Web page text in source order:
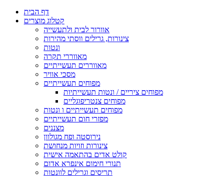
דף הבית
קטלוג מוצרים
אוורור לבית ולתעשייה
צינורות, גרילים ווסתי מהירות
ונטות
מאווררי תקרה
מאווררים תעשייתיים
מסכי אוויר
מפוחים תעשייתיים
מפוחים ציריים / ונטות תעשייתיות
מפוחים צנטריפוגליים
מפוחים תעשייתיים ו ונטות
מפזרי חום תעשייתיים
מצננים
נירוסטה ופח מגולוון
צינורות וזויות מנחושת
קולט אדים בהתאמה אישית
תנורי חימום אינפרא אדום
תריסים וגרילים לוונטות